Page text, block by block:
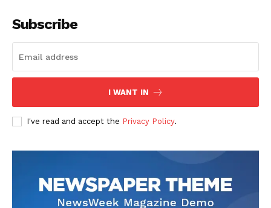
Subscribe
I WANT IN
I've read and accept the Privacy Policy.